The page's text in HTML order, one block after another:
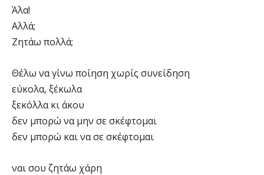
Άλα!
Αλλά;
Ζητάω πολλά;
Θέλω να γίνω ποίηση χωρίς συνείδηση
εύκολα, ξέκωλα
ξεκόλλα κι άκου
δεν μπορώ να μην σε σκέφτομαι
δεν μπορώ και να σε σκέφτομαι
ναι σου ζητάω χάρη